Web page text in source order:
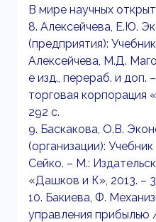
В мире научных
8. Алексейчева, Е.Ю.
(предприятия):
Алексейчева, М.Д.
е изд., перераб. и доп.
торговая корпорация
292 с.
9. Баскакова, О.В.
(организации):
Сейко. – М.:
«Дашков и К», 2013. –
10. Бакиева, Ф.
управления прибылью